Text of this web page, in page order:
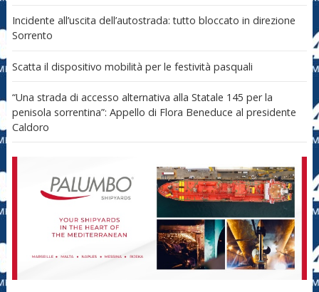
Incidente all’uscita dell’autostrada: tutto bloccato in direzione
Sorrento
Scatta il dispositivo mobilità per le festività pasquali
“Una strada di accesso alternativa alla Statale 145 per la
penisola sorrentina”: Appello di Flora Beneduce al presidente
Caldoro